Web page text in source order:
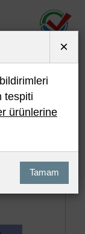
×
tespiti
ürünlerine
Tamam